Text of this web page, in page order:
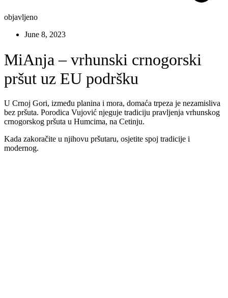
objavljeno
June 8, 2023
MiAnja – vrhunski crnogorski
pršut uz EU podršku
U Crnoj Gori, između planina i mora, domaća trpeza je nezamisliva
bez pršuta. Porodica Vujović njeguje tradiciju pravljenja vrhunskog
crnogorskog pršuta u Humcima, na Cetinju.
Kada zakoračite u njihovu pršutaru, osjetite spoj tradicije i
modernog.